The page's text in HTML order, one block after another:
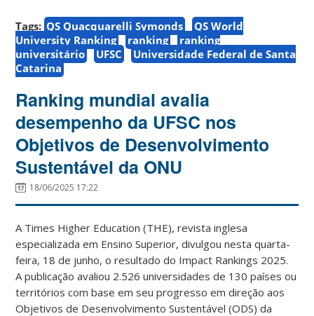
Tags: QS Quacquarelli Symonds
QS World
University Ranking
ranking
ranking
universitário
UFSC
Universidade Federal de Santa
Catarina
Ranking mundial avalia
desempenho da UFSC nos
Objetivos de Desenvolvimento
Sustentável da ONU
18/06/2025 17:22
A Times Higher Education (THE), revista inglesa
especializada em Ensino Superior, divulgou nesta quarta-
feira, 18 de junho, o resultado do Impact Rankings 2025.
A publicação avaliou 2.526 universidades de 130 países ou
territórios com base em seu progresso em direção aos
Objetivos de Desenvolvimento Sustentável (ODS) da